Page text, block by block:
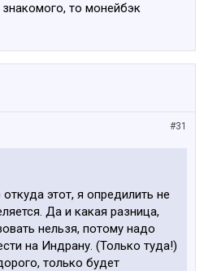
знакомого, то монейбэк
#31
этот, я опредилить не
Да и какая разница,
нельзя, потому надо
на Индрану. (Только туда!)
только будет